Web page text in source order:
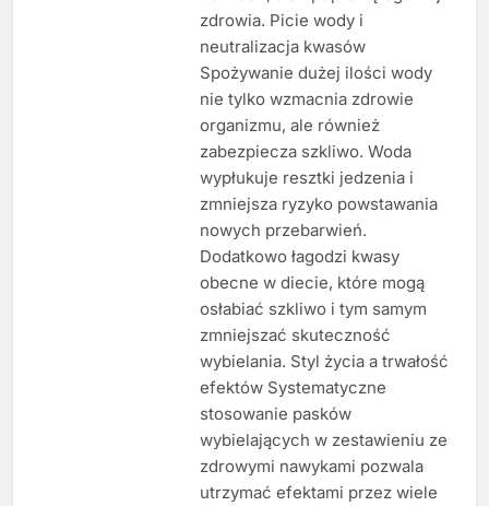
zdrowia. Picie wody i
neutralizacja kwasów
Spożywanie dużej ilości wody
nie tylko wzmacnia zdrowie
organizmu, ale również
zabezpiecza szkliwo. Woda
wypłukuje resztki jedzenia i
zmniejsza ryzyko powstawania
nowych przebarwień.
Dodatkowo łagodzi kwasy
obecne w diecie, które mogą
osłabiać szkliwo i tym samym
zmniejszać skuteczność
wybielania. Styl życia a trwałość
efektów Systematyczne
stosowanie pasków
wybielających w zestawieniu ze
zdrowymi nawykami pozwala
utrzymać efektami przez wiele